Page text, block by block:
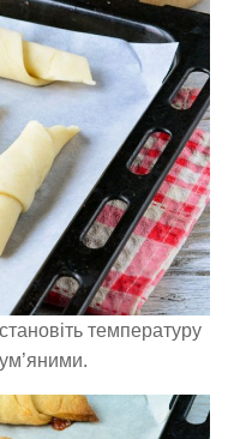
температуру